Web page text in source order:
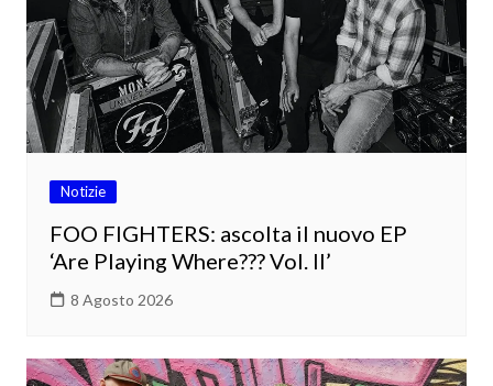
Notizie
FOO FIGHTERS: ascolta il nuovo EP
‘Are Playing Where??? Vol. II’
8 Agosto 2026